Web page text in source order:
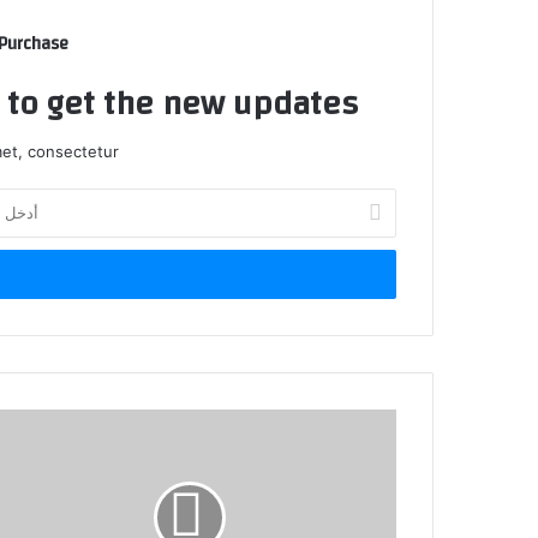
get the new updates!
consectetur.
بريدك
الإلكتروني